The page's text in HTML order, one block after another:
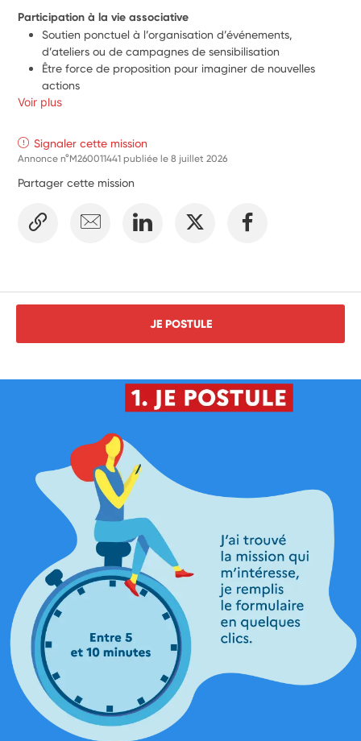
Participation à la vie associative
Soutien ponctuel à l’organisation d’événements,
d’ateliers ou de campagnes de sensibilisation
Être force de proposition pour imaginer de nouvelles
actions
Voir plus
Signaler cette mission
Annonce n°M260011441 publiée le8 juillet 2026
Partager cette mission
JE POSTULE